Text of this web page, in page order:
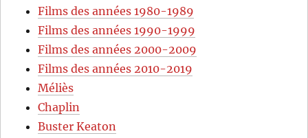
Films des années 1980-1989
Films des années 1990-1999
Films des années 2000-2009
Films des années 2010-2019
Méliès
Chaplin
Buster Keaton